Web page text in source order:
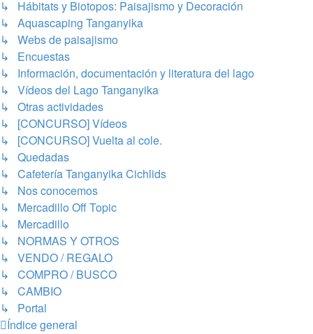
↳ Hábitats y Biotopos: Paisajismo y Decoración
↳ Aquascaping Tanganyika
↳ Webs de paisajismo
↳ Encuestas
↳ Información, documentación y literatura del lago
↳ Vídeos del Lago Tanganyika
↳ Otras actividades
↳ [CONCURSO] Vídeos
↳ [CONCURSO] Vuelta al cole.
↳ Quedadas
↳ Cafetería Tanganyika Cichlids
↳ Nos conocemos
↳ Mercadillo Off Topic
↳ Mercadillo
↳ NORMAS Y OTROS
↳ VENDO / REGALO
↳ COMPRO / BUSCO
↳ CAMBIO
↳ Portal
Índice general